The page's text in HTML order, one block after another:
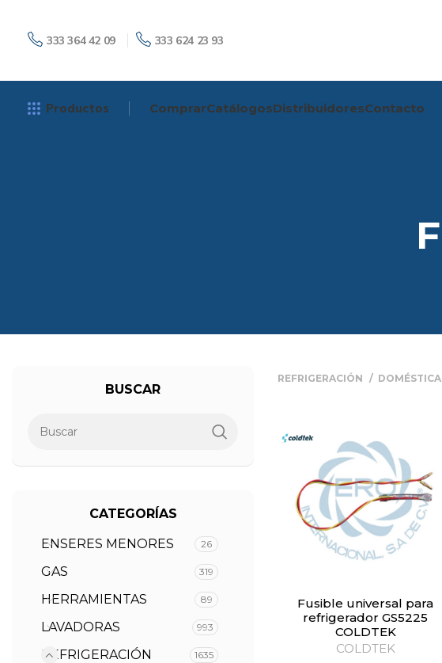
333 364 42 09 333 624 23 93
Productos ComprarCatálogosDistribuidoresContacto
BUSCAR
CATEGORÍAS
ENSERES MENORES
26
GAS 319
HERRAMIENTAS 89
LAVADORAS 993
REFRIGERACIÓN 1635
REFRIGERACIÓN DOMÉSTICA
Fusible universal para
refrigerador GS5225
COLDTEK
COLDTEK